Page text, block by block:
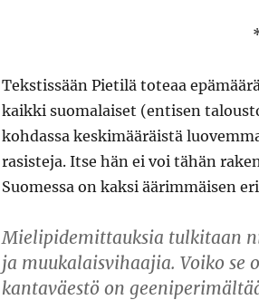
Tekstissään Pietilä toteaa
kaikki suomalaiset (entisen
kohdassa keskimääräistä
rasisteja. Itse hän ei voi tähän
Suomessa on kaksi äärimmäisen
Mielipidemittauksia tulkitaan
ja muukalaisvihaajia. Voiko se
kantaväestö on